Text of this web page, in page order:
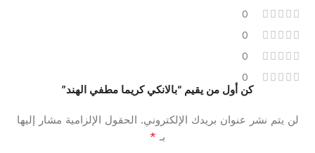
0
0
0
0
كن أول من يقيم “بالانكي كريما مطفي الهند”
لن يتم نشر عنوان بريدك الإلكتروني. الحقول الإلزامية مشار إليها
بـ *